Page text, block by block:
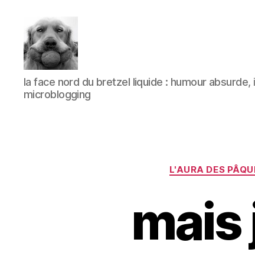
à
l'ombre
d'un
la face nord du bretzel liquide : humour
microblogging
L'AURA DES
mais